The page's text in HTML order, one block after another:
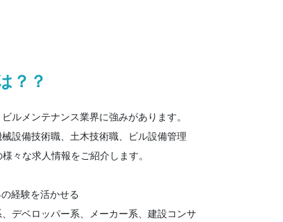
？？
ルメンテナンス業界に強みがあります。
設備技術職、土木技術職、ビル設備管理
々な求人情報をご紹介します。
経験を活かせる
デベロッパー系、メーカー系、建設コンサ